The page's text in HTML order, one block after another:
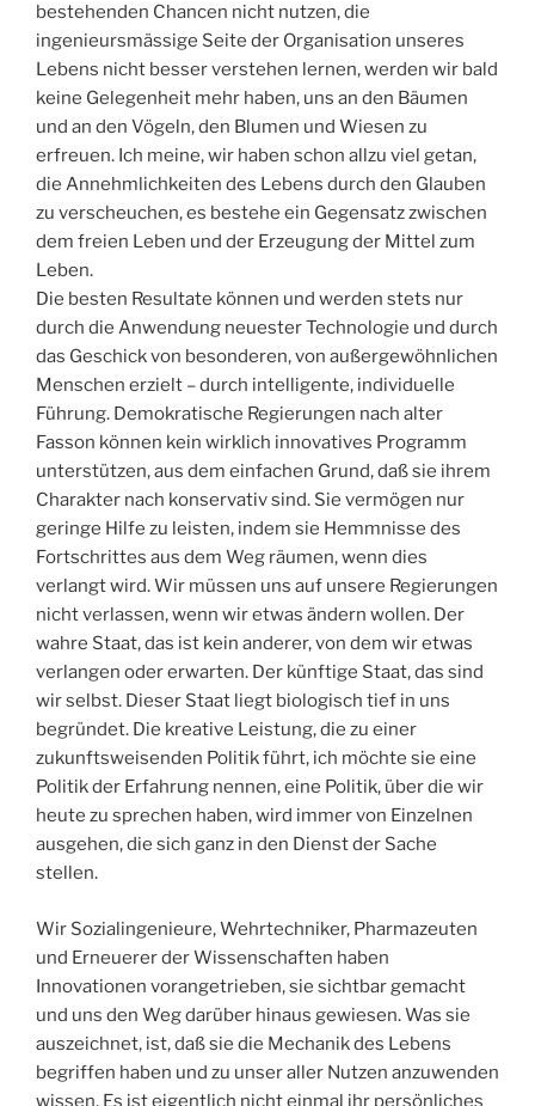
bestehenden Chancen nicht nutzen, die
ingenieursmässige Seite der Organisation unseres
Lebens nicht besser verstehen lernen, werden wir bald
keine Gelegenheit mehr haben, uns an den Bäumen
und an den Vögeln, den Blumen und Wiesen zu
erfreuen. Ich meine, wir haben schon allzu viel getan,
die Annehmlichkeiten des Lebens durch den Glauben
zu verscheuchen, es bestehe ein Gegensatz zwischen
dem freien Leben und der Erzeugung der Mittel zum
Leben.
Die besten Resultate können und werden stets nur
durch die Anwendung neuester Technologie und durch
das Geschick von besonderen, von außergewöhnlichen
Menschen erzielt – durch intelligente, individuelle
Führung. Demokratische Regierungen nach alter
Fasson können kein wirklich innovatives Programm
unterstützen, aus dem einfachen Grund, daß sie ihrem
Charakter nach konservativ sind. Sie vermögen nur
geringe Hilfe zu leisten, indem sie Hemmnisse des
Fortschrittes aus dem Weg räumen, wenn dies
verlangt wird. Wir müssen uns auf unsere Regierungen
nicht verlassen, wenn wir etwas ändern wollen. Der
wahre Staat, das ist kein anderer, von dem wir etwas
verlangen oder erwarten. Der künftige Staat, das sind
wir selbst. Dieser Staat liegt biologisch tief in uns
begründet. Die kreative Leistung, die zu einer
zukunftsweisenden Politik führt, ich möchte sie eine
Politik der Erfahrung nennen, eine Politik, über die wir
heute zu sprechen haben, wird immer von Einzelnen
ausgehen, die sich ganz in den Dienst der Sache
stellen.
Wir Sozialingenieure, Wehrtechniker, Pharmazeuten
und Erneuerer der Wissenschaften haben
Innovationen vorangetrieben, sie sichtbar gemacht
und uns den Weg darüber hinaus gewiesen. Was sie
auszeichnet, ist, daß sie die Mechanik des Lebens
begriffen haben und zu unser aller Nutzen anzuwenden
wissen. Es ist eigentlich nicht einmal ihr persönliches